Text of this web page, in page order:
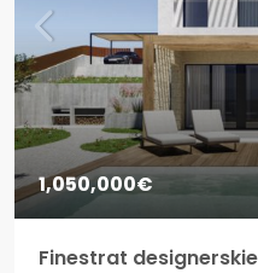
1,050,000€
Finestrat